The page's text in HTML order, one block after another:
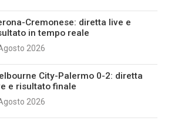
Cremonese: diretta live e
in tempo reale
2026
City-Palermo 0-2: diretta
e risultato finale
2026